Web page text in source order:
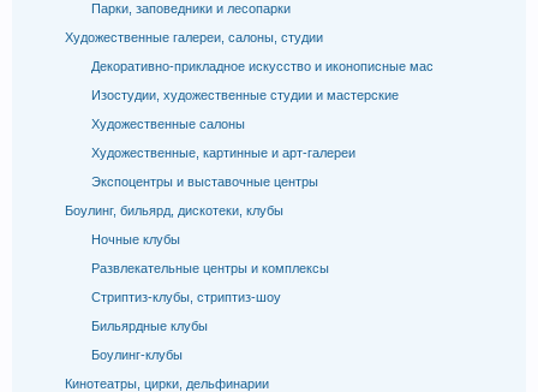
Парки, заповедники и лесопарки
Художественные галереи, салоны, студии
Декоративно-прикладное искусство и иконописные мас
Изостудии, художественные студии и мастерские
Художественные салоны
Художественные, картинные и арт-галереи
Экспоцентры и выставочные центры
Боулинг, бильярд, дискотеки, клубы
Ночные клубы
Развлекательные центры и комплексы
Стриптиз-клубы, стриптиз-шоу
Бильярдные клубы
Боулинг-клубы
Кинотеатры, цирки, дельфинарии